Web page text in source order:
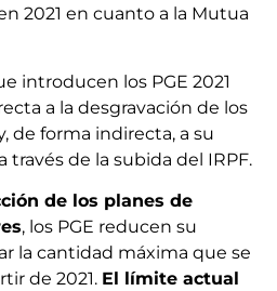
2021 en cuanto a la Mutua
introducen los PGE 2021
a la desgravación de los
de forma indirecta, a su
través de la subida del IRPF.
de los planes de
, los PGE reducen su
la cantidad máxima que se
de 2021. El límite actual